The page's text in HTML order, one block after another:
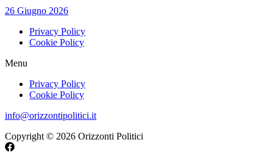
26 Giugno 2026
Privacy Policy
Cookie Policy
Menu
Privacy Policy
Cookie Policy
info@orizzontipolitici.it
Copyright © 2026 Orizzonti Politici